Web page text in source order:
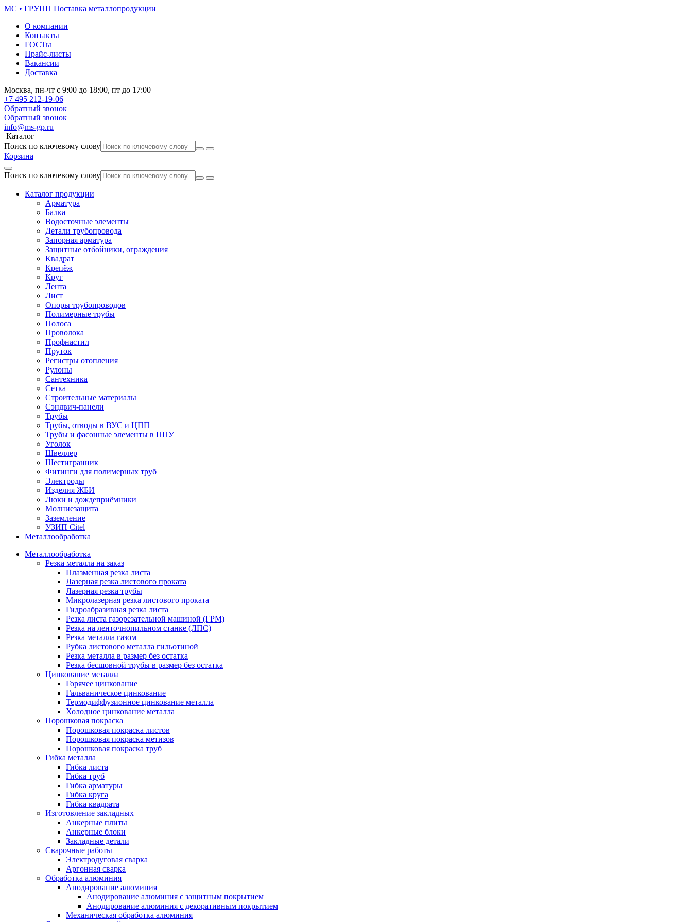
МС • ГРУПП Поставка металлопродукции
О компании
Контакты
ГОСТы
Прайс-листы
Вакансии
Доставка
Москва, пн-чт с 9:00 до 18:00, пт до 17:00
+7 495 212-19-06
Обратный звонок
Обратный звонок
info@ms-gp.ru
Каталог
Поиск по ключевому слову
Корзина
Поиск по ключевому слову
Каталог продукции
Арматура
Балка
Водосточные элементы
Детали трубопровода
Запорная арматура
Защитные отбойники, ограждения
Квадрат
Крепёж
Круг
Лента
Лист
Опоры трубопроводов
Полимерные трубы
Полоса
Проволока
Профнастил
Пруток
Регистры отопления
Рулоны
Сантехника
Сетка
Строительные материалы
Сэндвич-панели
Трубы
Трубы, отводы в ВУС и ЦПП
Трубы и фасонные элементы в ППУ
Уголок
Швеллер
Шестигранник
Фитинги для полимерных труб
Электроды
Изделия ЖБИ
Люки и дождеприёмники
Молниезащита
Заземление
УЗИП Citel
Металлообработка
Металлообработка
Резка металла на заказ
Плазменная резка листа
Лазерная резка листового проката
Лазерная резка трубы
Микролазерная резка листового проката
Гидроабразивная резка листа
Резка листа газорезательной машиной (ГРМ)
Резка на ленточнопильном станке (ЛПС)
Резка металла газом
Рубка листового металла гильотиной
Резка металла в размер без остатка
Резка бесшовной трубы в размер без остатка
Цинкование металла
Горячее цинкование
Гальваническое цинкование
Термодиффузионное цинкование металла
Холодное цинкование металла
Порошковая покраска
Порошковая покраска листов
Порошковая покраска метизов
Порошковая покраска труб
Гибка металла
Гибка листа
Гибка труб
Гибка арматуры
Гибка круга
Гибка квадрата
Изготовление закладных
Анкерные плиты
Анкерные блоки
Закладные детали
Сварочные работы
Электродуговая сварка
Аргонная сварка
Обработка алюминия
Анодирование алюминия
Анодирование алюминия с защитным покрытием
Анодирование алюминия с декоративным покрытием
Механическая обработка алюминия